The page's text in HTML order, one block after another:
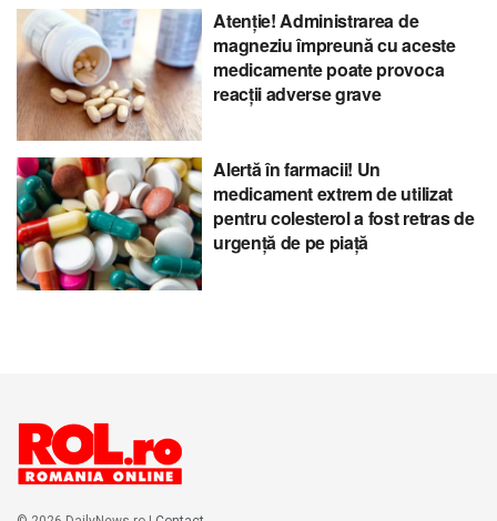
Atenție! Administrarea de
magneziu împreună cu aceste
medicamente poate provoca
reacții adverse grave
Alertă în farmacii! Un
medicament extrem de utilizat
pentru colesterol a fost retras de
urgență de pe piață